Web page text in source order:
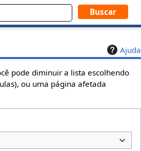
Ajuda
pode diminuir a lista escolhendo
ou uma página afetada